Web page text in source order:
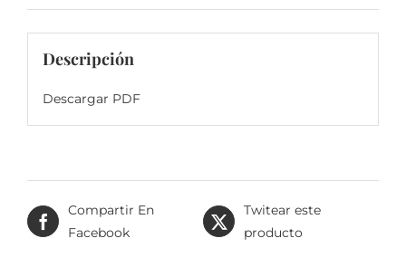
Descripción
Descargar PDF
Compartir En
Facebook
Twitear este
producto